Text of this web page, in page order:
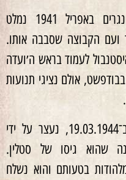
לאחר כיבוש האזור על ידי ההונגרים באפריל 1941 נמלט
ועם הקבוצה שסבבה אותו.
לעמוד בראש ה׳ועדה
אולם נציגי תנועות
לאחר כניסת הגרמנים להונגריה ב־19.03.1944, נעצר על ידי
שהוא גיסו של סטלין.
בטעותם והוא נשלח